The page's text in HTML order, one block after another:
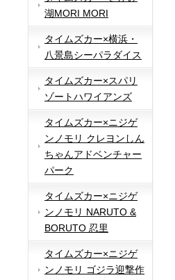
湖MORI MORI
タイムズカー×横浜・
八景島シーパラダイス
タイムズカー×スパリ
ゾートハワイアンズ
タイムズカー×ニジゲ
ンノモリ クレヨンしん
ちゃんアドベンチャー
パーク
タイムズカー×ニジゲ
ンノモリ NARUTO &
BORUTO 忍里
タイムズカー×ニジゲ
ンノモリ ゴジラ迎撃作